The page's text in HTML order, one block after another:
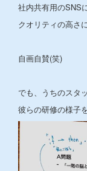
社内共有用のSNS
クオリティの高さ
自画自賛(笑)
でも、うちのスタ
彼らの研修の様子